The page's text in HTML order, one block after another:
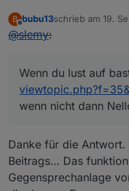
B
Offline
bubu13schrieb am 19.
zuletzt editiert
@slemy:
Wenn du lust auf
wenn nicht dann
Danke für die
Beitrags… Das
Gegensprechanlage